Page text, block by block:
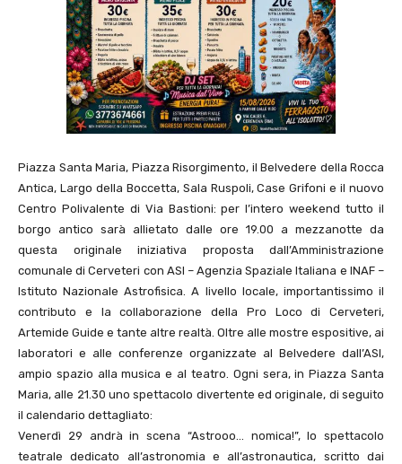
Piazza Santa Maria, Piazza Risorgimento, il Belvedere della Rocca
Antica, Largo della Boccetta, Sala Ruspoli, Case Grifoni e il nuovo
Centro Polivalente di Via Bastioni: per l’intero weekend tutto il
borgo antico sarà allietato dalle ore 19.00 a mezzanotte da
questa originale iniziativa proposta dall’Amministrazione
comunale di Cerveteri con ASI – Agenzia Spaziale Italiana e INAF –
Istituto Nazionale Astrofisica. A livello locale, importantissimo il
contributo e la collaborazione della Pro Loco di Cerveteri,
Artemide Guide e tante altre realtà. Oltre alle mostre espositive, ai
laboratori e alle conferenze organizzate al Belvedere dall’ASI,
ampio spazio alla musica e al teatro. Ogni sera, in Piazza Santa
Maria, alle 21.30 uno spettacolo divertente ed originale, di seguito
il calendario dettagliato:
Venerdì 29 andrà in scena “Astrooo… nomica!”, lo spettacolo
teatrale dedicato all’astronomia e all’astronautica, scritto dai